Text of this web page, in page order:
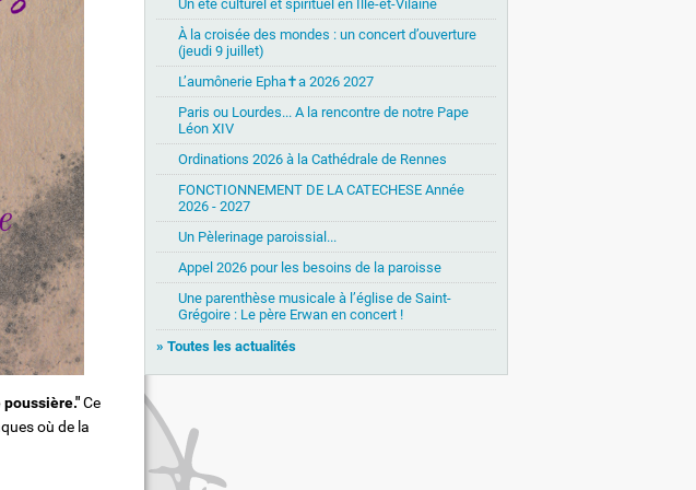
poussière."Ce
où de la
Un été culturel et spirituel en Ille-et-Vilaine
À la croisée des mondes : un concert d’ouverture
(jeudi 9 juillet)
L’aumônerie Epha✝a 2026 2027
Paris ou Lourdes... A la rencontre de notre Pape
Léon XIV
Ordinations 2026 à la Cathédrale de Rennes
FONCTIONNEMENT DE LA CATECHESE Année
2026 - 2027
Un Pèlerinage paroissial...
Appel 2026 pour les besoins de la paroisse
Une parenthèse musicale à l’église de Saint-
Grégoire : Le père Erwan en concert !
» Toutes les actualités